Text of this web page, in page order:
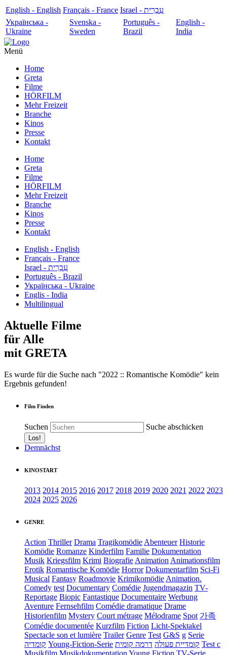
English - English Français - France
עִבְרִית - Israel
Українська -
Ukraine
Svenska -
Sweden
Português -
Brazil
English -
India
Menü
Home
Greta
Filme
HÖRFILM
Mehr Freizeit
Branche
Kinos
Presse
Kontakt
Home
Greta
Filme
HÖRFILM
Mehr Freizeit
Branche
Kinos
Presse
Kontakt
English - English
Français - France
עִבְרִית - Israel
Português - Brazil
Українська - Ukraine
Englis - India
Multilingual
Aktuelle Filme
für Alle
mit GRETA
Es wurde für die Suche nach "2022 :: Romantische Komödie" kein
Ergebnis gefunden!
Film Finden
Suchen Suche abschicken
Demnächst
KINOSTART
2013 2014 2015 2016 2017 2018 2019 2020 2021 2022 2023
2024 2025 2026
GENRE
Action Thriller Drama Tragikomödie Abenteuer Historie
Komödie Romanze Kinderfilm Familie Dokumentation
Musik Kriegsfilm Krimi Biografie Animation Animationsfilm
Erotik Romantische Komödie Horror Dokumentarfilm Sci-Fi
Musical Fantasy Roadmovie Krimikomödie Animation.
Comedy test Documentary Comédie Jugendmagazin TV-
Reportage Biopic Fantastique Documentaire Werbung
Aventure Fernsehfilm Comédie dramatique Drame
Historienfilm Mystery Court métrage Mélodrame Spot 가족
Comédie documentée Kurzfilm Fiction Licht-Spektakel
Spectacle son et lumière Trailer Genre Test G&S g Serie
קומדיה Young-Fiction-Serie קומדיית פעולה דרמה קומית
Test c
Musikfilm Musikdokumentation Young Fiction TV-Serie